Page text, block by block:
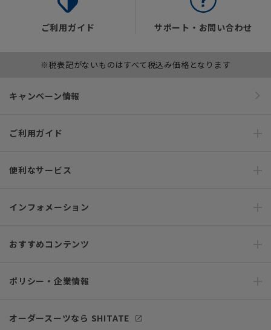
ご利用ガイド サポート・お問い合わせ
※税表記がないものはすべて税込み価格となります
キャンペーン情報
ご利用ガイド
便利なサービス
インフォメーション
おすすめコンテンツ
ポリシー・企業情報
オーダースーツなら SHITATE